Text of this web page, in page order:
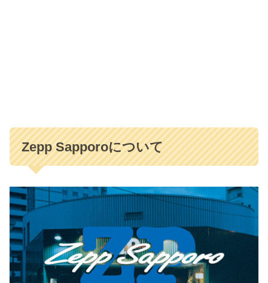
Zepp Sapporoについて